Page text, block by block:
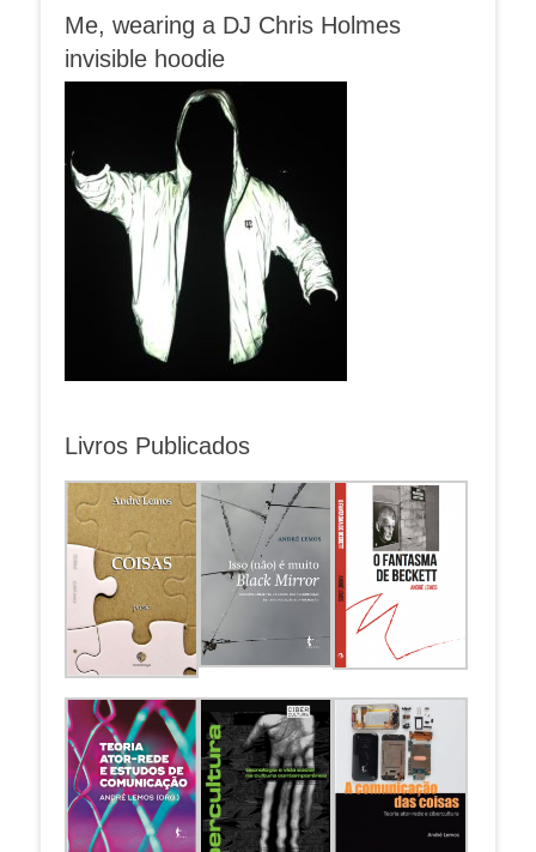
Me, wearing a DJ Chris Holmes
invisible hoodie
Livros Publicados